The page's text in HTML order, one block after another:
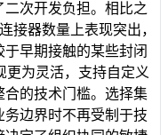
次开发负担。相比之
接器数量上表现突出，
于早期接触的某些封闭
更为灵活，支持自定义
的技术门槛。选择集
边界时不再受制于技